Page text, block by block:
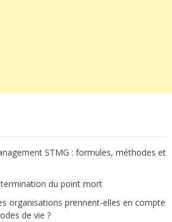
STMG : formules, méthodes et
du point mort
organisations prennent-elles en compte
de vie ?